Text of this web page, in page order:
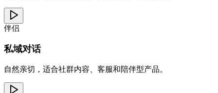
伴侣
私域对话
自然亲切，适合社群内容、客服和陪伴型产品。